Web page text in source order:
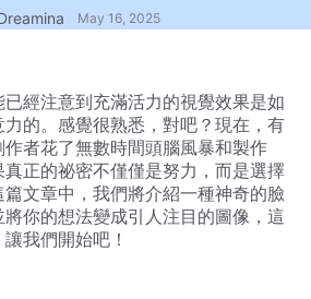
May 16, 2025
經注意到充滿活力的視覺效果是如
的。感覺很熟悉，對吧？現在，有
者花了無數時間頭腦風暴和製作
正的祕密不僅僅是努力，而是選擇
文章中，我們將介紹一種神奇的臉
你的想法變成引人注目的圖像，這
我們開始吧！